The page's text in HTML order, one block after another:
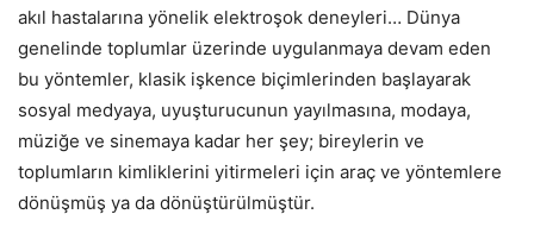
akıl hastalarına yönelik elektroşok deneyleri… Dünya
genelinde toplumlar üzerinde uygulanmaya devam eden
bu yöntemler, klasik işkence biçimlerinden başlayarak
sosyal medyaya, uyuşturucunun yayılmasına, modaya,
müziğe ve sinemaya kadar her şey; bireylerin ve
toplumların kimliklerini yitirmeleri için araç ve yöntemlere
dönüşmüş ya da dönüştürülmüştür.